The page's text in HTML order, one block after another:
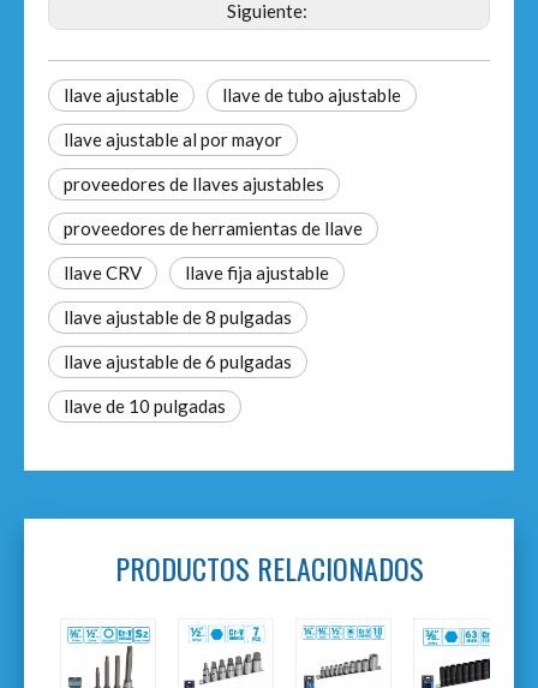
Siguiente:
llave ajustable llave de tubo ajustable
llave ajustable al por mayor
proveedores de llaves ajustables
proveedores de herramientas de llave
llave CRV llave fija ajustable
llave ajustable de 8 pulgadas
llave ajustable de 6 pulgadas
llave de 10 pulgadas
PRODUCTOS RELACIONADOS